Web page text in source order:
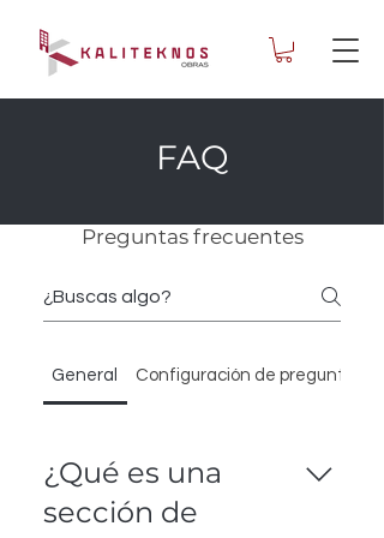
FAQ
Preguntas frecuentes
General Configuración de preguntas
¿Qué es una
sección de